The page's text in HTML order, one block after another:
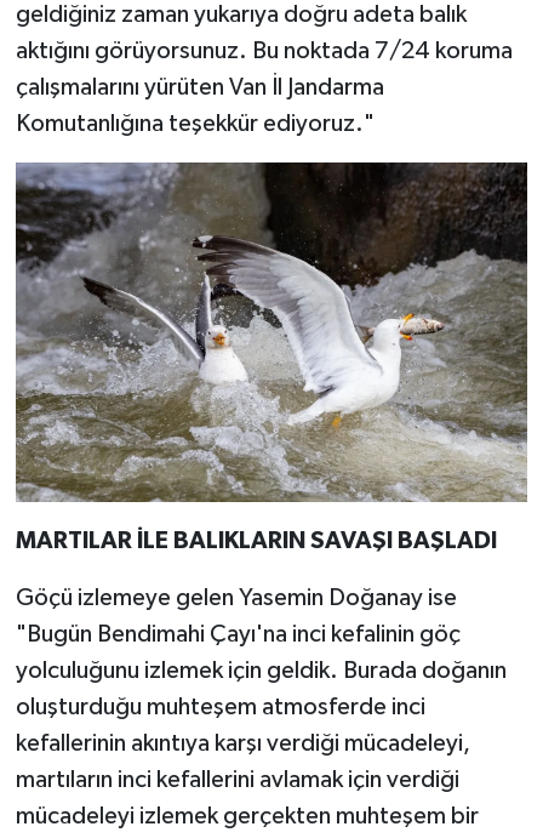
geldiğiniz zaman yukarıya doğru adeta balık
aktığını görüyorsunuz. Bu noktada 7/24 koruma
çalışmalarını yürüten Van İl Jandarma
Komutanlığına teşekkür ediyoruz."
MARTILAR İLE BALIKLARIN SAVAŞI BAŞLADI
Göçü izlemeye gelen Yasemin Doğanay ise
"Bugün Bendimahi Çayı'na inci kefalinin göç
yolculuğunu izlemek için geldik. Burada doğanın
oluşturduğu muhteşem atmosferde inci
kefallerinin akıntıya karşı verdiği mücadeleyi,
martıların inci kefallerini avlamak için verdiği
mücadeleyi izlemek gerçekten muhteşem bir